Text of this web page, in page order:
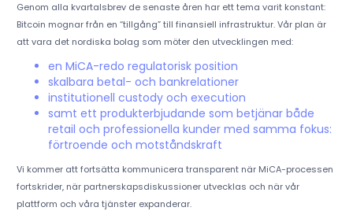
Genom alla kvartalsbrev de senaste åren har ett tema varit konstant:
Bitcoin mognar från en “tillgång” till finansiell infrastruktur. Vår plan är
att vara det nordiska bolag som möter den utvecklingen med:
en MiCA-redo regulatorisk position
skalbara betal- och bankrelationer
institutionell custody och execution
samt ett produkterbjudande som betjänar både
retail och professionella kunder med samma fokus:
förtroende och motståndskraft
Vi kommer att fortsätta kommunicera transparent när MiCA-processen
fortskrider, när partnerskapsdiskussioner utvecklas och när vår
plattform och våra tjänster expanderar.